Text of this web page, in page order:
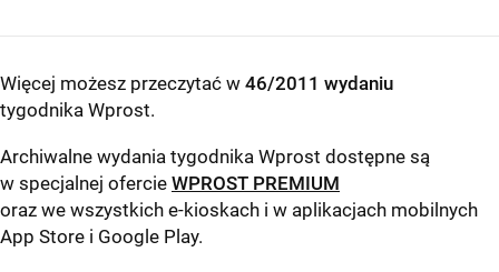
Więcej możesz przeczytać w 46/2011 wydaniu
tygodnika Wprost.
Archiwalne wydania tygodnika Wprost dostępne są
w specjalnej ofercie WPROST PREMIUM
oraz we wszystkich e-kioskach i w aplikacjach mobilnych
App Store i Google Play.